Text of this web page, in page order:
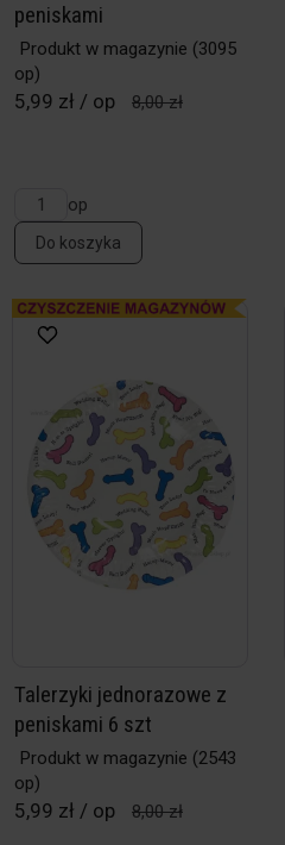
peniskami
Produkt w magazynie (3095
op)
5,99 zł / op 8,00 zł
op
Do koszyka
Talerzyki jednorazowe z
peniskami 6 szt
Produkt w magazynie (2543
op)
5,99 zł / op 8,00 zł